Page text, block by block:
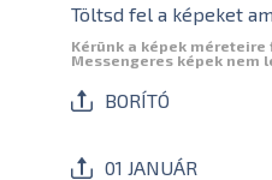
Töltsd fel a képeket
Kérünk a képek
Messengeres képek nem
BORÍTÓ
01 JANUÁR